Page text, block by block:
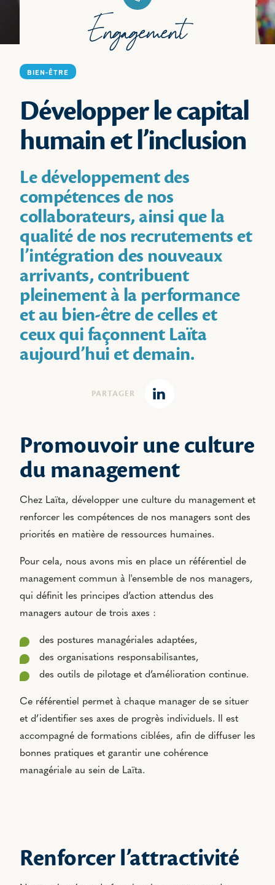
Engagement
BIEN-ÊTRE
Développer le capital
humain et l’inclusion
Le développement des
compétences de nos
collaborateurs, ainsi que la
qualité de nos recrutements et
l’intégration des nouveaux
arrivants, contribuent
pleinement à la performance
et au bien-être de celles et
ceux qui façonnent Laïta
aujourd’hui et demain.
PARTAGER
Linkedin
Promouvoir une culture
du management
Chez Laïta, développer une culture du management et
renforcer les compétences de nos managers sont des
priorités en matière de ressources humaines.
Pour cela, nous avons mis en place un référentiel de
management commun à l'ensemble de nos managers,
qui définit les principes d’action attendus des
managers autour de trois axes :
des postures managériales adaptées,
des organisations responsabilisantes,
des outils de pilotage et d’amélioration continue.
Ce référentiel permet à chaque manager de se situer
et d’identifier ses axes de progrès individuels. Il est
accompagné de formations ciblées, afin de diffuser les
bonnes pratiques et garantir une cohérence
managériale au sein de Laïta.
Renforcer l’attractivité